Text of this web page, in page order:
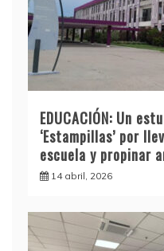
EDUCACIÓN: Un
‘Estampillas’ por
escuela y propinar
14 abril, 2026